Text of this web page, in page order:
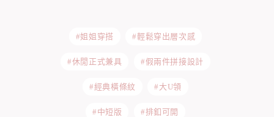
#姐姐穿搭 #輕鬆穿出層次感
#休閒正式兼具 #假兩件拼接設計
#經典橫條紋 #大U領
#中短版 #排釦可開